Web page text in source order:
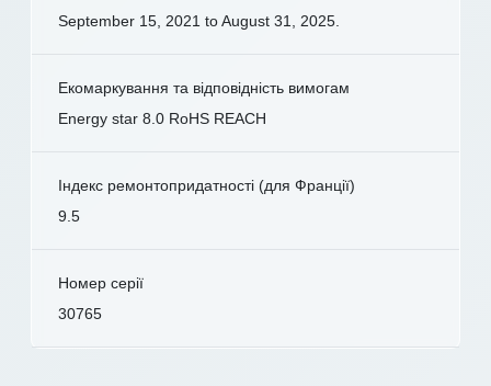
September 15, 2021 to August 31, 2025.
Екомаркування та відповідність вимогам
Energy star 8.0 RoHS REACH
Індекс ремонтопридатності (для Франції)
9.5
Номер серії
30765